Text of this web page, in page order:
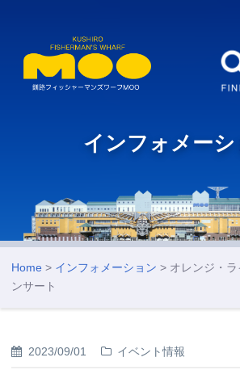
インフォメーシ
Home > インフォメーション > オレンジ・
ンサート
2023/09/01 イベント情報